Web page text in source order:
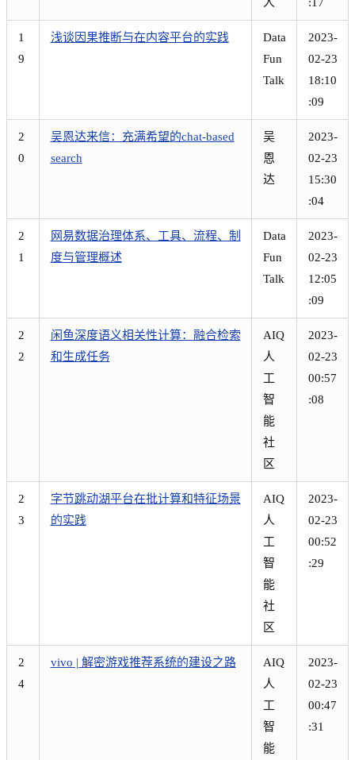
1
9
浅谈因果推断与在内容平台的实践
Data
Fun
Talk
2023-
02-23
18:10
:09
2
0
吴恩达来信：充满希望的chat-based
search
吴
恩
达
2023-
02-23
15:30
:04
2
1
网易数据治理体系、工具、流程、制
度与管理概述
Data
Fun
Talk
2023-
02-23
12:05
:09
2
2
闲鱼深度语义相关性计算：融合检索
和生成任务
AIQ
人
工
智
能
社
区
2023-
02-23
00:57
:08
2
3
字节跳动湖平台在批计算和特征场景
的实践
AIQ
人
工
智
能
社
区
2023-
02-23
00:52
:29
2
4
vivo | 解密游戏推荐系统的建设之路
AIQ
人
工
智
能
2023-
02-23
00:47
:31